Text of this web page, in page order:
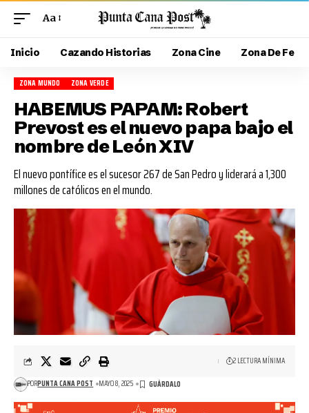
Aa
Inicio Cazando Historias Zona Cine Zona De Fe
ZONA MUNDO ZONA VERDE
HABEMUS PAPAM: Robert
Prevost es el nuevo papa bajo el
nombre de León XIV
El nuevo pontífice es el sucesor 267 de San Pedro y liderará a 1,300
millones de católicos en el mundo.
PORPUNTA CANA POST MAYO 8, 2025
2 LECTURA MÍNIMA